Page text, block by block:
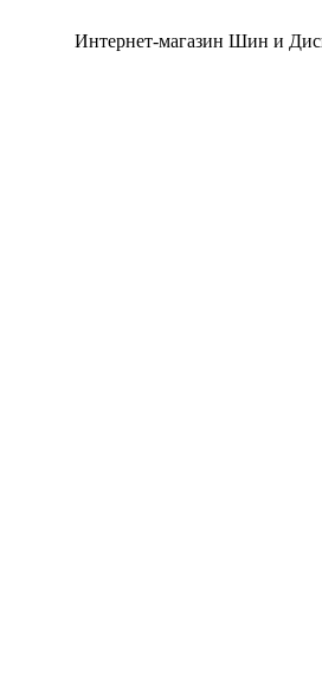
Интернет-магазин Шин и